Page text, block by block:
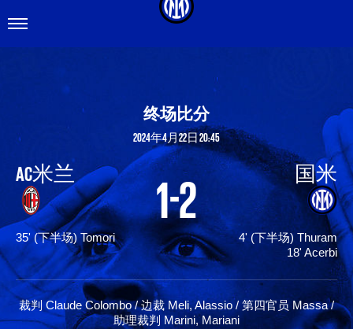
OPEN
终场比分
2024年4月22日 20:45
AC米兰
35' (下半场) Tomori
1-2 国米
4' (下半场) Thuram
18' Acerbi
裁判 Claude Colombo / 边裁 Meli, Alassio / 第四官员 Massa /
助理裁判 Marini, Mariani